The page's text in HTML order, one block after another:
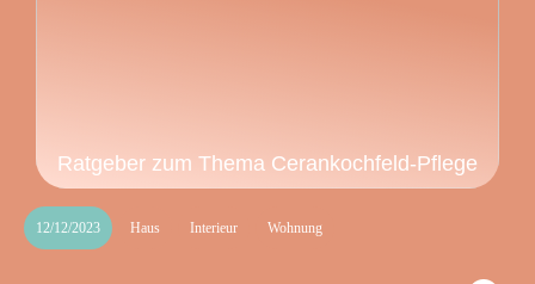
Ratgeber zum Thema Cerankochfeld-Pflege
12/12/2023 Haus Interieur Wohnung